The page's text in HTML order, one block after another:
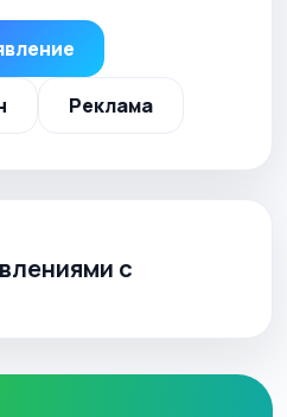
Реклама
с